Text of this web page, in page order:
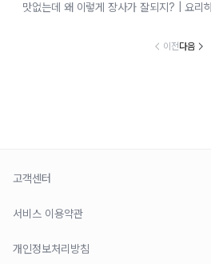
맛없는데 왜 이렇게 장사가 잘되지? | 요리
이전다음
고객센터
서비스 이용약관
개인정보처리방침